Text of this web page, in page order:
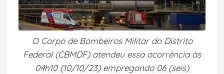
O Corpo de Bombeiros Militar do Distrito
Federal (CBMDF) atendeu essa ocorrência às
04h10 (10/10/23) empregando 06 (seis)